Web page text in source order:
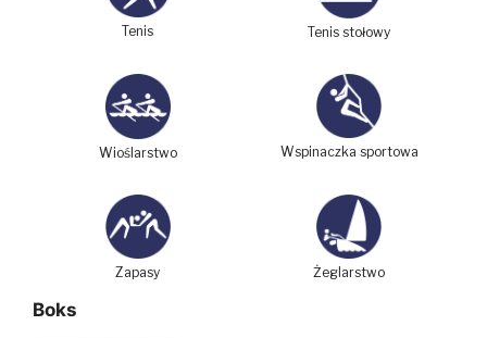
Tenis Tenis stołowy
Wioślarstwo Wspinaczka sportowa
Zapasy Żeglarstwo
Boks